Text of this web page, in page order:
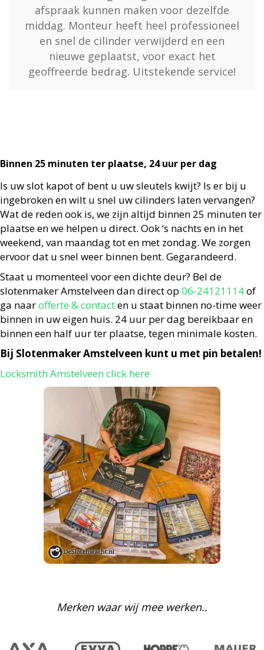
afspraak kunnen maken voor dezelfde
middag. Monteur heeft heel professioneel
en snel de cilinder verwijderd en een
nieuwe geplaatst, voor exact het
geoffreerde bedrag. Uitstekende service!
Binnen 25 minuten ter plaatse, 24 uur per dag
Is uw slot kapot of bent u uw sleutels kwijt? Is er bij u
ingebroken en wilt u snel uw cilinders laten vervangen?
Wat de reden ook is, we zijn altijd binnen 25 minuten ter
plaatse en we helpen u direct. Ook ‘s nachts en in het
weekend, van maandag tot en met zondag. We zorgen
ervoor dat u snel weer binnen bent. Gegarandeerd.
Staat u momenteel voor een dichte deur? Bel de
slotenmaker Amstelveen dan direct op 06-24121114of
ga naarofferte & contacten u staat binnen no-time weer
binnen in uw eigen huis. 24 uur per dag bereikbaar en
binnen een half uur ter plaatse, tegen minimale kosten.
Bij Slotenmaker Amstelveen kunt u met pin betalen!
Locksmith Amstelveen click here
Merken waar wij mee werken..